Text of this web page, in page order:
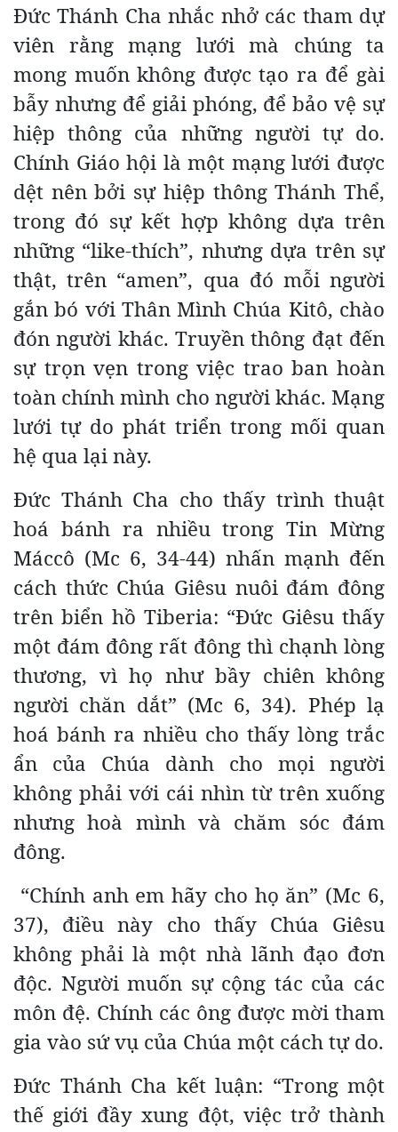
Đức Thánh Cha nhắc nhở các tham dự
viên rằng mạng lưới mà chúng ta
mong muốn không được tạo ra để gài
bẫy nhưng để giải phóng, để bảo vệ sự
hiệp thông của những người tự do.
Chính Giáo hội là một mạng lưới được
dệt nên bởi sự hiệp thông Thánh Thể,
trong đó sự kết hợp không dựa trên
những “like-thích”, nhưng dựa trên sự
thật, trên “amen”, qua đó mỗi người
gắn bó với Thân Mình Chúa Kitô, chào
đón người khác. Truyền thông đạt đến
sự trọn vẹn trong việc trao ban hoàn
toàn chính mình cho người khác. Mạng
lưới tự do phát triển trong mối quan
hệ qua lại này.
Đức Thánh Cha cho thấy trình thuật
hoá bánh ra nhiều trong Tin Mừng
Máccô (Mc 6, 34-44) nhấn mạnh đến
cách thức Chúa Giêsu nuôi đám đông
trên biển hồ Tiberia: “Đức Giêsu thấy
một đám đông rất đông thì chạnh lòng
thương, vì họ như bầy chiên không
người chăn dắt” (Mc 6, 34). Phép lạ
hoá bánh ra nhiều cho thấy lòng trắc
ẩn của Chúa dành cho mọi người
không phải với cái nhìn từ trên xuống
nhưng hoà mình và chăm sóc đám
đông.
“Chính anh em hãy cho họ ăn” (Mc 6,
37), điều này cho thấy Chúa Giêsu
không phải là một nhà lãnh đạo đơn
độc. Người muốn sự cộng tác của các
môn đệ. Chính các ông được mời tham
gia vào sứ vụ của Chúa một cách tự do.
Đức Thánh Cha kết luận: “Trong một
thế giới đầy xung đột, việc trở thành